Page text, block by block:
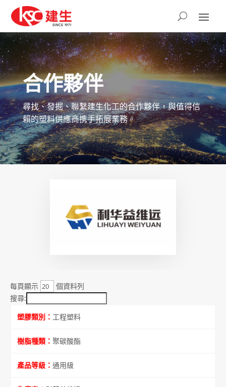
合作夥伴
尋找、發掘、聯繫建生化工的合作夥伴，與值得信
賴的塑料供應商携手拓展業務。
每頁顯示
個資料列
搜尋:
工程塑料
聚碳酸酯
通用級